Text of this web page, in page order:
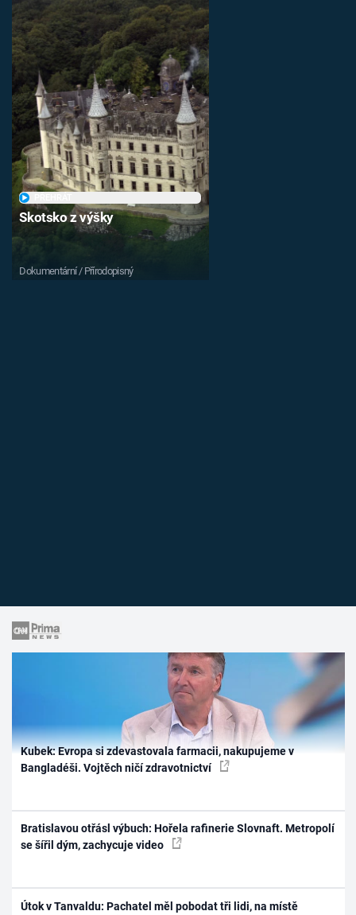
Skotsko z výšky
Dokumentární / Přírodopisný
Kubek: Evropa si zdevastovala farmacii, nakupujeme v
Bangladéši. Vojtěch ničí zdravotnictví
Bratislavou otřásl výbuch: Hořela rafinerie Slovnaft. Metropolí
se šířil dým, zachycuje video
Útok v Tanvaldu: Pachatel měl pobodat tři lidi, na místě